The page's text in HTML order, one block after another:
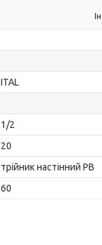
ITAL
1/2
20
трійник настінний РВ
60